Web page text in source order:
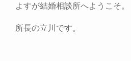
よすが結婚相談所へようこそ。
所長の立川です。